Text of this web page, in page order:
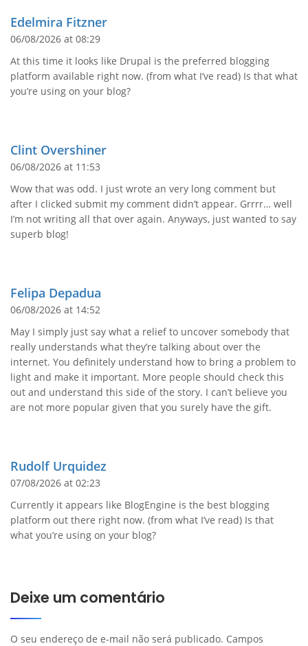
Edelmira Fitzner
06/08/2026 at 08:29
At this time it looks like Drupal is the preferred blogging
platform available right now. (from what I’ve read) Is that what
you’re using on your blog?
Clint Overshiner
06/08/2026 at 11:53
Wow that was odd. I just wrote an very long comment but
after I clicked submit my comment didn’t appear. Grrrr… well
I’m not writing all that over again. Anyways, just wanted to say
superb blog!
Felipa Depadua
06/08/2026 at 14:52
May I simply just say what a relief to uncover somebody that
really understands what they’re talking about over the
internet. You definitely understand how to bring a problem to
light and make it important. More people should check this
out and understand this side of the story. I can’t believe you
are not more popular given that you surely have the gift.
Rudolf Urquidez
07/08/2026 at 02:23
Currently it appears like BlogEngine is the best blogging
platform out there right now. (from what I’ve read) Is that
what you’re using on your blog?
Deixe um comentário
O seu endereço de e-mail não será publicado. Campos